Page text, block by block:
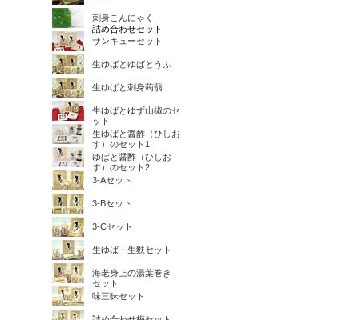
刺身こんにゃく
詰め合わせセット
サンキューセット
生ゆばとゆばとうふ
生ゆばと刺身蒟蒻
生ゆばとゆず山椒のセ
ット
生ゆばと醤酢（ひしお
す）のセット1
ゆばと醤酢（ひしお
す）のセット2
3-Aセット
3-Bセット
3-Cセット
生ゆば・生麩セット
海老身上の湯葉巻き
セット
味三昧セット